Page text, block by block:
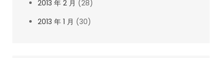
2013 年 2 月 (28)
2013 年 1 月 (30)